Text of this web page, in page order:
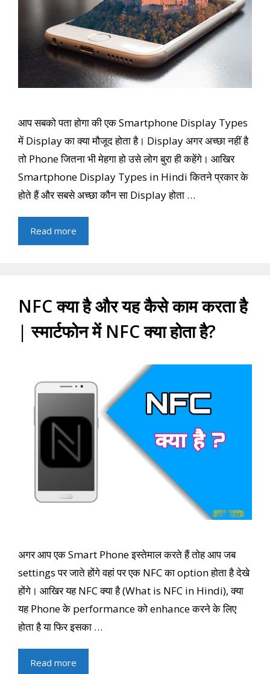
आप सबको पता होगा की एक Smartphone Display Types
में Display का क्या मौजूद होता है। Display अगर अच्छा नहीं है
तो Phone जितना भी मेहगा हो उसे लोग बुरा ही कहेंगे। आखिर
Smartphone Display Types in Hindi कितने प्रकार के
होते हैं और सबसे अच्छा कौन सा Display होता …
Read more
NFC क्या है और यह कैसे काम करता है
| स्मार्टफोन में NFC क्या होता है?
अगर आप एक Smart Phone इस्तेमाल करते हैं तोह आप जब
settings पर जाते होंगे वहां पर एक NFC का option होता है देखे
होंगे। आखिर यह NFC क्या है (What is NFC in Hindi), क्या
यह Phone के performance को enhance करने के लिए
होता है या फिर इसका …
Read more